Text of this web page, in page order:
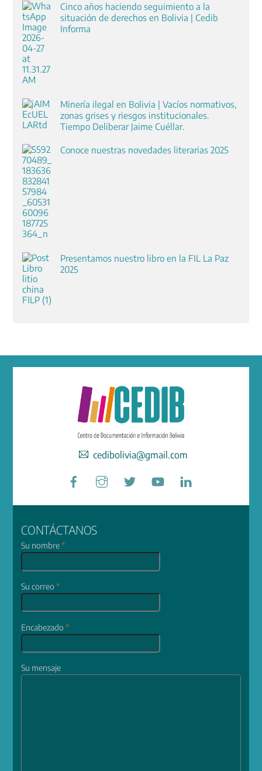
Cinco años haciendo seguimiento a la
situación de derechos en Bolivia | Cedib
Informa
Minería ilegal en Bolivia | Vacíos normativos,
zonas grises y riesgos institucionales.
Tiempo Deliberar Jaime Cuéllar.
Conoce nuestras novedades literarias 2025
Presentamos nuestro libro en la FIL La Paz
2025
cedibolivia@gmail.com
Facebook
CONTÁCTANOS
Su nombre*
Su correo*
Encabezado*
Su mensaje